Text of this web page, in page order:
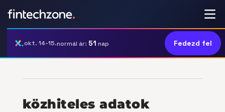
okt. 14-15.normál ár: 51 nap Fedezd fel
közhiteles adatok